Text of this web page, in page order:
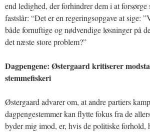
end ledighed, der forhindrer dem i at forsørge
fastslår: “Det er en regeringsopgave at sige:
både fornuftige og nødvendige løsninger på
det næste store problem?”
Dagpengene: Østergaard kritiserer
stemmefiskeri
Østergaard advarer om, at andre partiers
dagpengestemmer kan flytte fokus fra de
byder mig imod, er, hvis de politiske forhold,